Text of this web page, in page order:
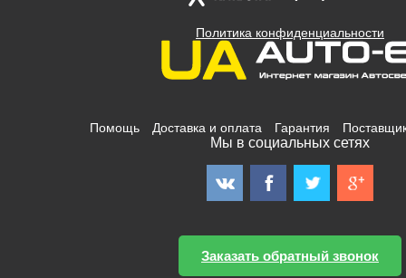
Политика конфиденциальности
Помощь Доставка и оплата Гарантия
Мы в социальных сетях
Заказать обратный звонок